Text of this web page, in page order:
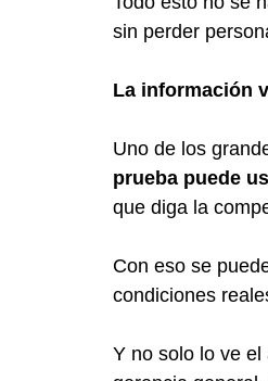
sin perder
La información
Uno de los
prueba puede
que diga la
Con eso se
condiciones
Y no solo lo ve